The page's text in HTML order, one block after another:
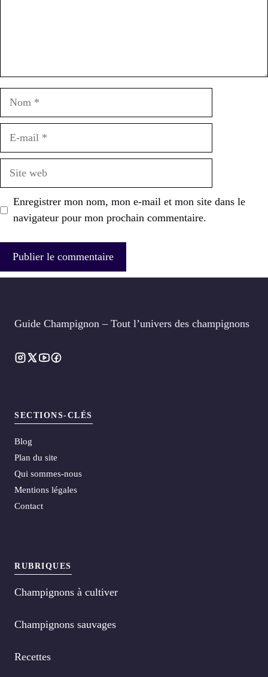
Enregistrer mon nom, mon e-mail et mon site dans le
navigateur pour mon prochain commentaire.
Guide Champignon – Tout l’univers des champignons
SECTIONS-CLÉS
Blog
Plan du site
Qui sommes-nous
Mentions légales
Contact
RUBRIQUES
Champignons à cultiver
Champignons sauvages
Recettes